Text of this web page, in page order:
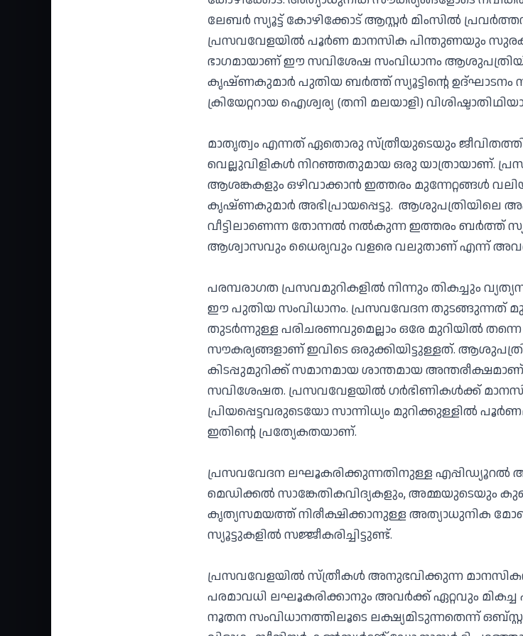
ലേബർ സ്യൂട്ട് കോഴിക്കോട് ആസ്റ്റർ മിംസിൽ
പ്രസവവേളയിൽ പൂർണ മാനസിക പിന്തുണയും
ഭാഗമായാണ് ഈ സവിശേഷ സംവിധാനം
കൃഷ്ണകുമാർ പുതിയ ബർത്ത് സ്യൂട്ടിന്റെ ഉദ്ഘാടനം
ക്രിയേറ്ററായ ഐശ്വര്യ (തനി മലയാളി)
മാതൃത്വം എന്നത് ഏതൊരു സ്ത്രീയുടെയും
വെല്ലുവിളികൾ നിറഞ്ഞതുമായ ഒരു യാത്രായാണ്.
ആശങ്കകളും ഒഴിവാക്കാൻ ഇത്തരം മുന്നേറ്റങ്ങൾ
കൃഷ്ണകുമാർ അഭിപ്രായപ്പെട്ടു. ആശുപത്രിയിലെ
വീട്ടിലാണെന്ന തോന്നൽ നൽകുന്ന ഇത്തരം ബർത്ത്
ആശ്വാസവും ധൈര്യവും വളരെ വലുതാണ് എന്ന് അവർ
പരമ്പരാഗത പ്രസവമുറികളിൽ നിന്നും തികച്ചും
ഈ പുതിയ സംവിധാനം. പ്രസവവേദന
തുടർന്നുള്ള പരിചരണവുമെല്ലാം ഒരേ മുറിയിൽ
സൗകര്യങ്ങളാണ് ഇവിടെ ഒരുക്കിയിട്ടുള്ളത്.
കിടപ്പുമുറിക്ക് സമാനമായ ശാന്തമായ
സവിശേഷത. പ്രസവവേളയിൽ ഗർഭിണികൾക്ക്
പ്രിയപ്പെട്ടവരുടെയോ സാന്നിധ്യം മുറിക്കുള്ളിൽ
ഇതിന്റെ പ്രത്യേകതയാണ്.
പ്രസവവേദന ലഘൂകരിക്കുന്നതിനുള്ള എപ്പിഡ്യൂറൽ
മെഡിക്കൽ സാങ്കേതികവിദ്യകളും, അമ്മയുടെയും
കൃത്യസമയത്ത് നിരീക്ഷിക്കാനുള്ള അത്യാധുനിക
സ്യൂട്ടുകളിൽ സജ്ജീകരിച്ചിട്ടുണ്ട്.
പ്രസവവേളയിൽ സ്ത്രീകൾ അനുഭവിക്കുന്ന
പരമാവധി ലഘൂകരിക്കാനും അവർക്ക് ഏറ്റവും
നൂതന സംവിധാനത്തിലൂടെ ലക്ഷ്യമിടുന്നതെന്ന്